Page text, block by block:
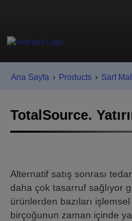
Ana Sayfa › Products › Sarf
TotalSource.
Alternatif satış sonrası
daha çok tasarruf sağlıyor
ürünlerden bazıları
birçoğunun zaman içinde